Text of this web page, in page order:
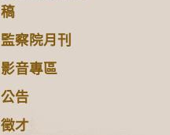
稿
監察院月刊
影音專區
公告
徵才